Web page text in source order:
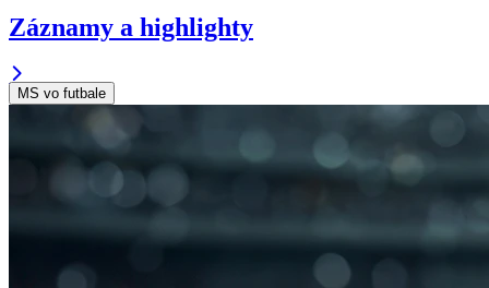
Záznamy a highlighty
MS vo futbale